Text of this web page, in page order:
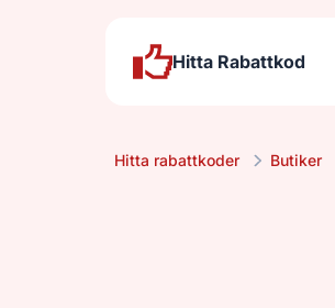
Hitta Rabattkod
Hitta rabattkoder Butiker